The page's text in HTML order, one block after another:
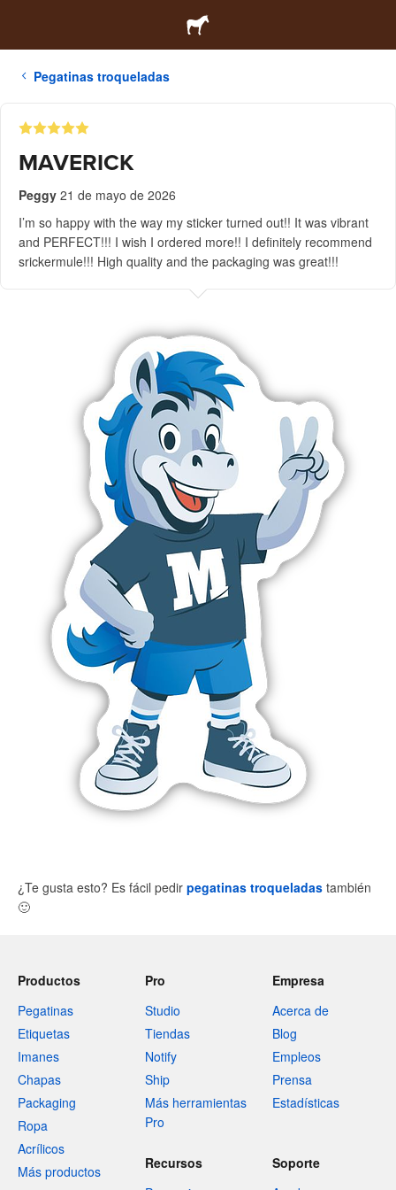
Pegatinas troqueladas
MAVERICK
Peggy 21 de mayo de 2026
I’m so happy with the way my sticker turned out!! It was vibrant
and PERFECT!!! I wish I ordered more!! I definitely recommend
srickermule!!! High quality and the packaging was great!!!
¿Te gusta esto? Es fácil pedir pegatinas troqueladas también
🙂
Productos
Pegatinas
Etiquetas
Imanes
Chapas
Packaging
Ropa
Acrílicos
Más productos
Pro
Studio
Tiendas
Notify
Ship
Más herramientas
Pro
Empresa
Acerca de
Blog
Empleos
Prensa
Estadísticas
Recursos
Soporte